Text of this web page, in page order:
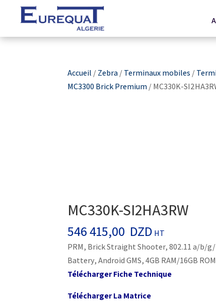
Accueil /Zebra/Terminaux mobiles /
MC3300 Brick Premium/ MC330K-
MC330K-SI2HA3RW
546 415,00 DZD HT
PRM, Brick Straight Shooter, 802.11 a/b/
Battery, Android GMS, 4GB RAM/16GB
Télécharger Fiche Technique
Télécharger La Matrice